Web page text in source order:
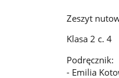
Zeszyt
Klasa 2 c. 4
Podręcznik:
- Emilia